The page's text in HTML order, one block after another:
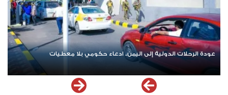
عودة الرحلات الدولية إلى اليمن.. ادعاء حكومي بلا معطيات